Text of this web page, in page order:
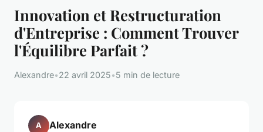
Innovation et Restructuration
d'Entreprise : Comment Trouver
l'Équilibre Parfait ?
Alexandre•22 avril 2025•5 min de lecture
A Alexandre